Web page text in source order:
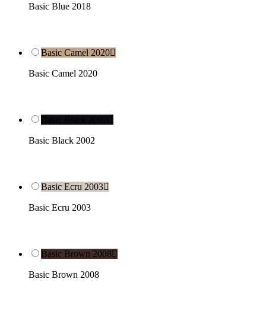
Basic Blue 2018
Basic Camel 2020
Basic Camel 2020
Basic Black 2002
Basic Ecru 2003
Basic Ecru 2003
Basic Brown 2008
Basic Brown 2008